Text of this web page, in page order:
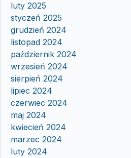
luty 2025
styczeń 2025
grudzień 2024
listopad 2024
październik 2024
wrzesień 2024
sierpień 2024
lipiec 2024
czerwiec 2024
maj 2024
kwiecień 2024
marzec 2024
luty 2024